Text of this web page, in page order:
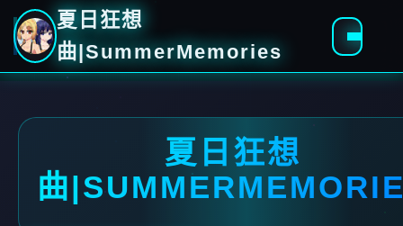
夏日狂想
曲|SummerMemories
夏日狂想
曲